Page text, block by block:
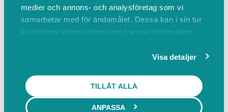
medier och annons- och analysföretag som vi
samarbetar med för ändamålet. Dessa kan i sin tur
kombinera informationen med annan information
Visa detaljer
TILLÅT ALLA
ANPASSA